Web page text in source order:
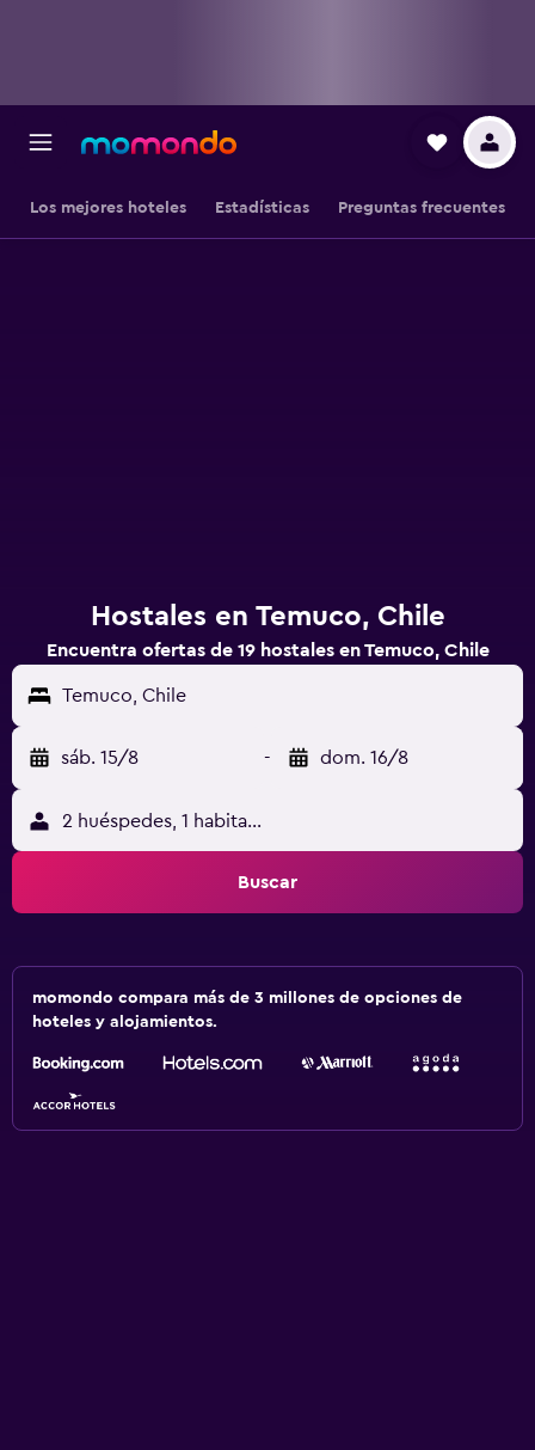
Los mejores hoteles Estadísticas Preguntas frecuentes
Hostales en Temuco, Chile
Encuentra ofertas de 19 hostales en Temuco, Chile
Temuco, Chile
sáb. 15/8 - dom. 16/8
2 huéspedes, 1 habitación
Buscar
momondo compara más de 3 millones de opciones de
hoteles y alojamientos.